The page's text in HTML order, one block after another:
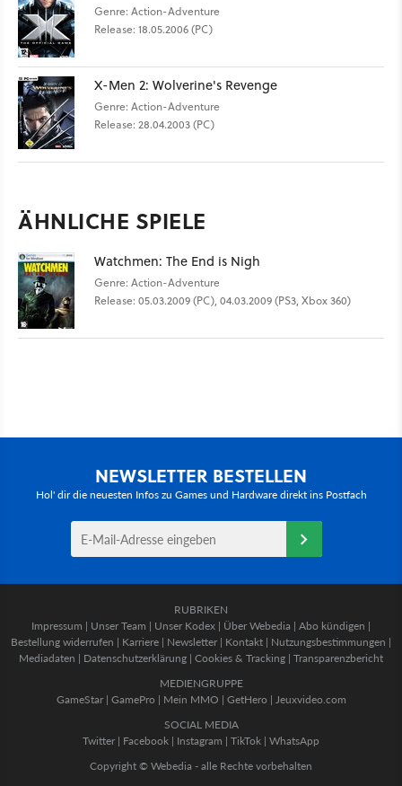
Genre: Action-Adventure
Release: 18.05.2006 (PC)
X-Men 2: Wolverine's Revenge
Genre: Action-Adventure
Release: 28.04.2003 (PC)
ÄHNLICHE SPIELE
Watchmen: The End is Nigh
Genre: Action-Adventure
Release: 05.03.2009 (PC), 04.03.2009 (PS3, Xbox 360)
NEWSLETTER BESTELLEN
Hol' dir die neuesten Infos zu Games und Hardware direkt ins Postfach
RUBRIKEN
Impressum | Unser Team | Unser Kodex | Über Webedia | Abo kündigen |
Bestellung widerrufen | Karriere | Newsletter | Kontakt | Nutzungsbestimmungen |
Mediadaten | Datenschutzerklärung | Cookies & Tracking | Transparenzbericht
MEDIENGRUPPE
GameStar| GamePro | Mein MMO | GetHero | Jeuxvideo.com
SOCIAL MEDIA
Twitter | Facebook | Instagram | TikTok | WhatsApp
Copyright © Webedia - alle Rechte vorbehalten